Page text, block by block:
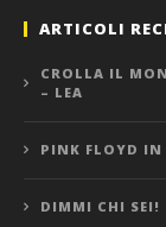
ARTICOLI
CROLLA IL
– LEA
PINK FLOYD IN
DIMMI CHI SEI!